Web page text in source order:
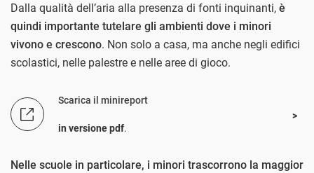
Dalla qualità dell’aria alla presenza di fonti inquinanti, è
quindi importante tutelare gli ambienti dove i minori
vivono e crescono. Non solo a casa, ma anche negli edifici
scolastici, nelle palestre e nelle aree di gioco.
Scarica il minireport
in versione pdf.
Nelle scuole in particolare, i minori trascorrono la maggior